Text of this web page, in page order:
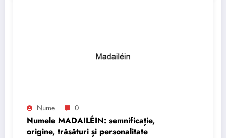
Nume 0
Numele MADAILÉIN: semnificație,
origine, trăsături și personalitate